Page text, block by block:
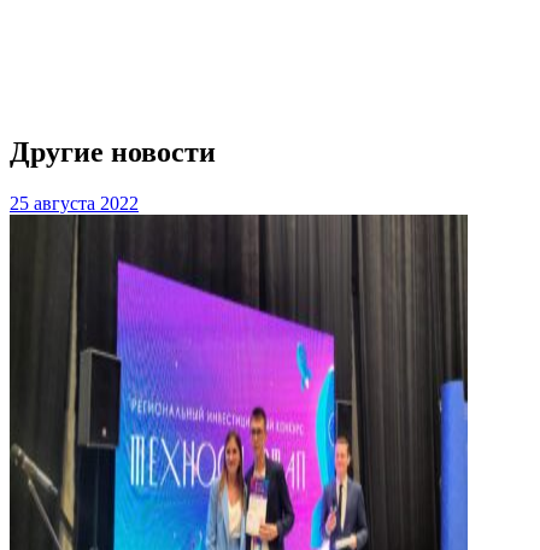
Другие новости
25 августа 2022